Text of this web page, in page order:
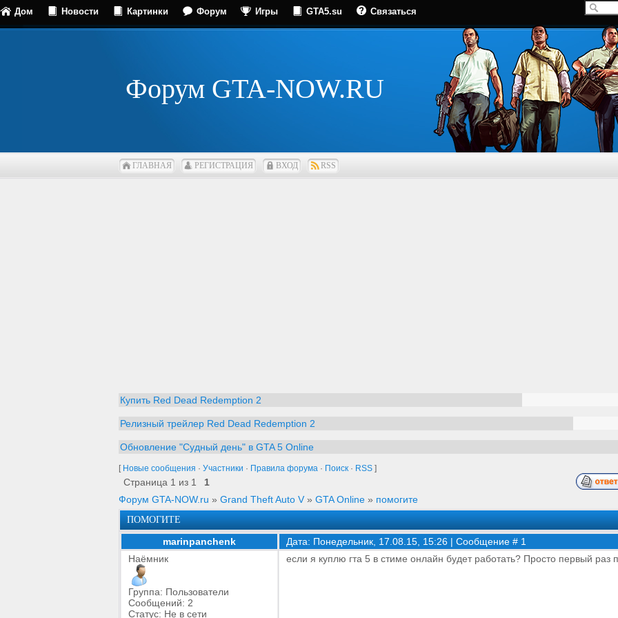
Дом Новости Картинки Форум Игры GTA5.su Связаться
Форум GTA-NOW.RU
ГЛАВНАЯ РЕГИСТРАЦИЯ ВХОД RSS
Купить Red Dead Redemption 2
Релизный трейлер Red Dead Redemption 2
Обновление "Судный день" в GTA 5 Online
[ Новые сообщения · Участники · Правила форума · Поиск · RSS ]
Страница 1 из 1
1
Форум GTA-NOW.ru » Grand Theft Auto V » GTA Online » помогите
ПОМОГИТЕ
marinpanchenk Дата: Понедельник, 17.08.15, 15:26 | Сообщение # 1
Наёмник
Группа: Пользователи
Сообщений: 2
Статус: Не в сети
если я куплю гта 5 в стиме онлайн будет работать? Просто первый раз